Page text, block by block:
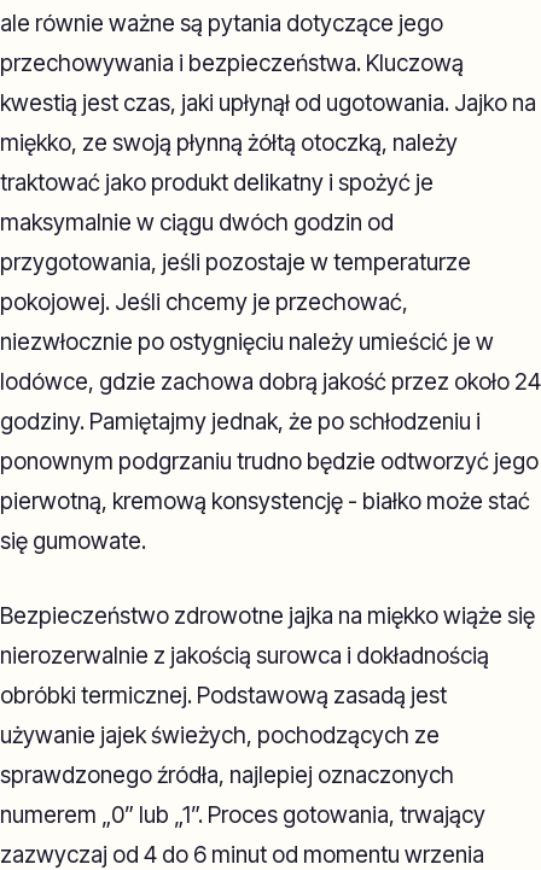
ale równie ważne są pytania dotyczące jego
przechowywania i bezpieczeństwa. Kluczową
kwestią jest czas, jaki upłynął od ugotowania. Jajko na
miękko, ze swoją płynną żółtą otoczką, należy
traktować jako produkt delikatny i spożyć je
maksymalnie w ciągu dwóch godzin od
przygotowania, jeśli pozostaje w temperaturze
pokojowej. Jeśli chcemy je przechować,
niezwłocznie po ostygnięciu należy umieścić je w
lodówce, gdzie zachowa dobrą jakość przez około 24
godziny. Pamiętajmy jednak, że po schłodzeniu i
ponownym podgrzaniu trudno będzie odtworzyć jego
pierwotną, kremową konsystencję - białko może stać
się gumowate.
Bezpieczeństwo zdrowotne jajka na miękko wiąże się
nierozerwalnie z jakością surowca i dokładnością
obróbki termicznej. Podstawową zasadą jest
używanie jajek świeżych, pochodzących ze
sprawdzonego źródła, najlepiej oznaczonych
numerem „0” lub „1”. Proces gotowania, trwający
zazwyczaj od 4 do 6 minut od momentu wrzenia